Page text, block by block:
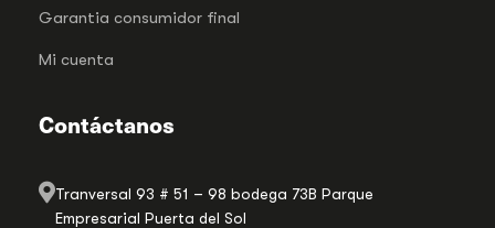
Garantia consumidor final
Mi cuenta
Contáctanos
Tranversal 93 # 51 – 98 bodega 73B Parque
Empresarial Puerta del Sol